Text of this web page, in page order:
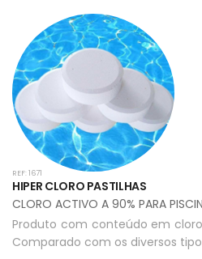
REF: 1671
HIPER CLORO PASTILHAS
CLORO ACTIVO A 90% PARA
Produto com conteúdo em
Comparado com os diversos